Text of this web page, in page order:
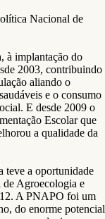
Nacional de
à implantação do
2003, contribuindo
aliando o
e o consumo
E desde 2009 o
Escolar que
a qualidade da
teve a oportunidade
de Agroecologia e
A PNAPO foi um
do enorme potencial